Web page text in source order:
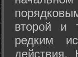
второй и
редким
действия.